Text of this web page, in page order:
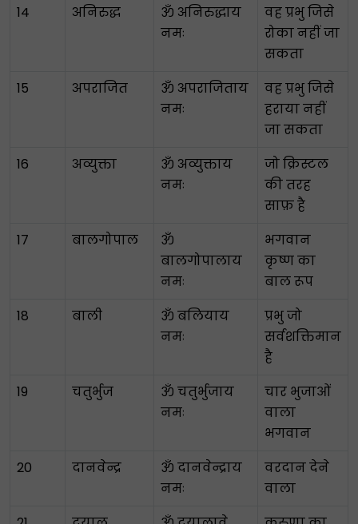
14
अनिरुद्ध
ॐ अनिरुद्धाय
नमः
वह प्रभु जिसे
रोका नहीं जा
सकता
15
अपराजित
ॐ अपराजिताय
नमः
वह प्रभु जिसे
हराया नहीं
जा सकता
16
अव्युक्ता
ॐ अव्युक्ताय
नमः
जो क्रिस्टल
की तरह
साफ़ है
17
बालगोपाल
ॐ
बालगोपालाय
नमः
भगवान
कृष्ण का
बाल रूप
18
बाली
ॐ बलियाय
नमः
प्रभु जो
सर्वशक्तिमान
है
19
चतुर्भुज
ॐ चतुर्भुजाय
नमः
चार भुजाओं
वाला
भगवान
20
दानवेन्द्र
ॐ दानवेन्द्राय
नमः
वरदान देने
वाला